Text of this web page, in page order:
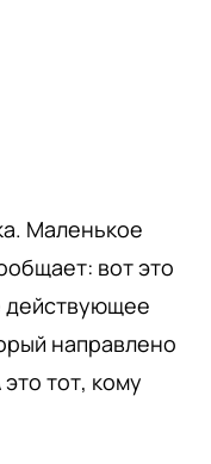
Маленькое
вот это
действующее
направлено
тот, кому